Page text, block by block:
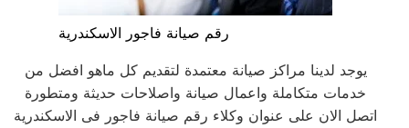
رقم صيانة فاجور الاسكندرية
يوجد لدينا مراكز صيانة معتمدة لتقديم كل ماهو افضل من
خدمات متكاملة واعمال صيانة واصلاحات حديثة ومتطورة
اتصل الان على عنوان وكلاء رقم صيانة فاجور فى الاسكندرية